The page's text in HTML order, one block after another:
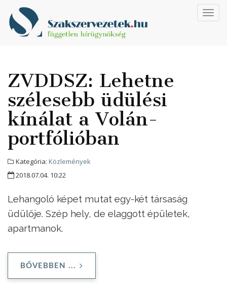
ZVDDSZ: Lehetne
szélesebb üdülési
kínálat a Volán-
portfólióban
Kategória: Közlemények
2018.07.04. 10:22
Lehangoló képet mutat egy-két társaság
üdülője. Szép hely, de elaggott épületek,
apartmanok.
BŐVEBBEN ...